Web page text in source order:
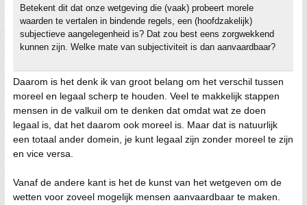
Betekent dit dat onze wetgeving die (vaak) probeert morele
waarden te vertalen in bindende regels, een (hoofdzakelijk)
subjectieve aangelegenheid is? Dat zou best eens zorgwekkend
kunnen zijn. Welke mate van subjectiviteit is dan aanvaardbaar?
Daarom is het denk ik van groot belang om het verschil tussen
moreel en legaal scherp te houden. Veel te makkelijk stappen
mensen in de valkuil om te denken dat omdat wat ze doen
legaal is, dat het daarom ook moreel is. Maar dat is natuurlijk
een totaal ander domein, je kunt legaal zijn zonder moreel te zijn
en vice versa.
Vanaf de andere kant is het de kunst van het wetgeven om de
wetten voor zoveel mogelijk mensen aanvaardbaar te maken.